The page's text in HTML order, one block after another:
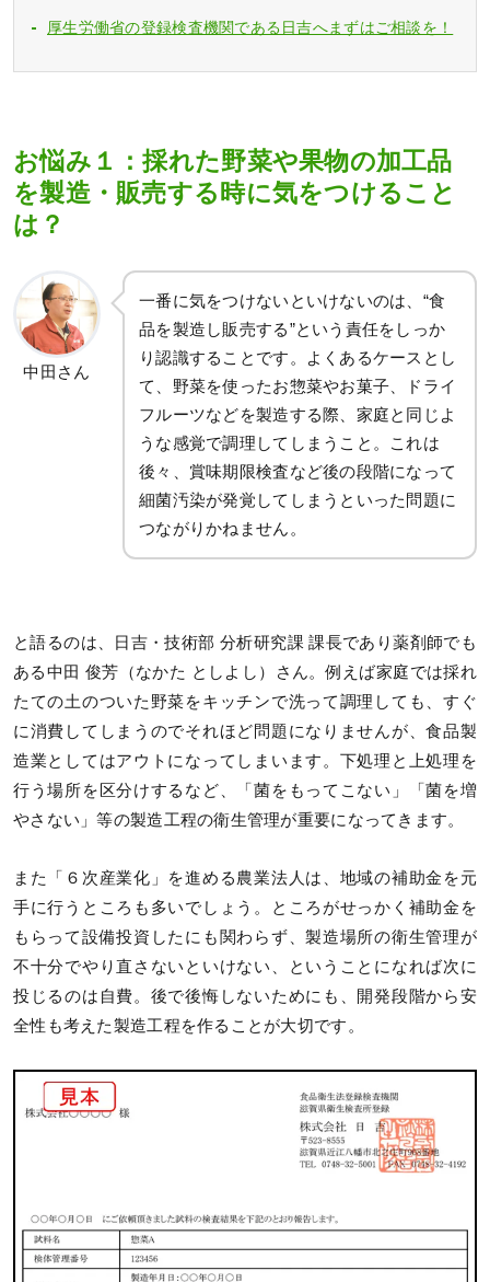
厚生労働省の登録検査機関である日吉へまずはご相談を！
お悩み１：採れた野菜や果物の加工品
を製造・販売する時に気をつけること
は？
中田さん
一番に気をつけないといけないのは、“食
品を製造し販売する”という責任をしっか
り認識することです。よくあるケースとし
て、野菜を使ったお惣菜やお菓子、ドライ
フルーツなどを製造する際、家庭と同じよ
うな感覚で調理してしまうこと。これは
後々、賞味期限検査など後の段階になって
細菌汚染が発覚してしまうといった問題に
つながりかねません。
と語るのは、日吉・技術部 分析研究課 課長であり薬剤師でも
ある中田 俊芳（なかた としよし）さん。例えば家庭では採れ
たての土のついた野菜をキッチンで洗って調理しても、すぐ
に消費してしまうのでそれほど問題になりませんが、食品製
造業としてはアウトになってしまいます。下処理と上処理を
行う場所を区分けするなど、「菌をもってこない」「菌を増
やさない」等の製造工程の衛生管理が重要になってきます。
また「６次産業化」を進める農業法人は、地域の補助金を元
手に行うところも多いでしょう。ところがせっかく補助金を
もらって設備投資したにも関わらず、製造場所の衛生管理が
不十分でやり直さないといけない、ということになれば次に
投じるのは自費。後で後悔しないためにも、開発段階から安
全性も考えた製造工程を作ることが大切です。